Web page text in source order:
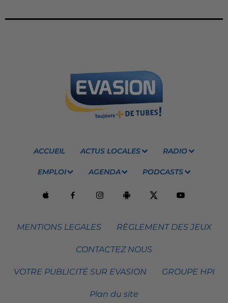
ACCUEIL ACTUS LOCALES RADIO
EMPLOI AGENDA PODCASTS
MENTIONS LEGALES RÈGLEMENT DES JEUX
CONTACTEZ NOUS
VOTRE PUBLICITÉ SUR EVASION GROUPE HPI
Plan du site